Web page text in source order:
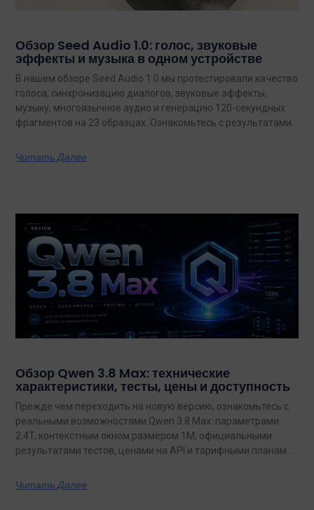
Обзор Seed Audio 1.0: голос, звуковые
эффекты и музыка в одном устройстве
В нашем обзоре Seed Audio 1.0 мы протестировали качество
голоса, синхронизацию диалогов, звуковые эффекты,
музыку, многоязычное аудио и генерацию 120-секундных
фрагментов на 23 образцах. Ознакомьтесь с результатами.
Читать Далее
Обзор Qwen 3.8 Max: технические
характеристики, тесты, цены и доступность
Прежде чем переходить на новую версию, ознакомьтесь с
реальными возможностями Qwen 3.8 Max: параметрами
2.4T, контекстным окном размером 1M, официальными
результатами тестов, ценами на API и тарифными планами
Читать Далее